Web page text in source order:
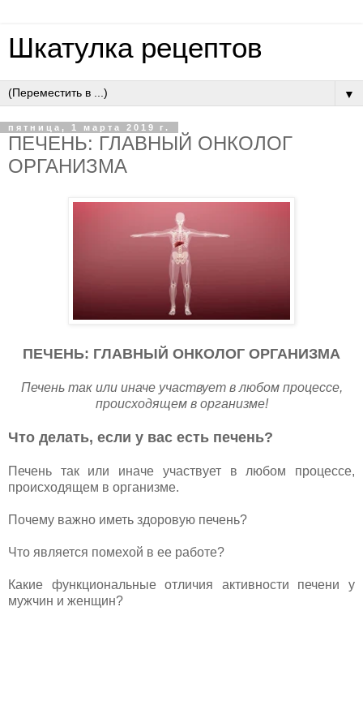
Шкатулка рецептов
▼
пятница, 1 марта 2019 г.
ПЕЧЕНЬ: ГЛАВНЫЙ ОНКОЛОГ
ОРГАНИЗМА
ПЕЧЕНЬ: ГЛАВНЫЙ ОНКОЛОГ ОРГАНИЗМА
Печень так или иначе участвует в любом процессе,
происходящем в организме!
Что делать, если у вас есть печень?
Печень так или иначе участвует в любом процессе,
происходящем в организме.
Почему важно иметь здоровую печень?
Что является помехой в ее работе?
Какие функциональные отличия активности печени у
мужчин и женщин?